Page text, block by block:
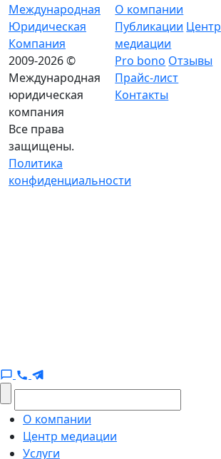
Международная
Юридическая
Компания
2009-2026 ©
Международная
юридическая
компания
Все права
защищены.
Политика
конфиденциальности
О компании
Публикации Центр
медиации
Pro bono Отзывы
Прайс-лист
Контакты
О компании
Центр медиации
Услуги